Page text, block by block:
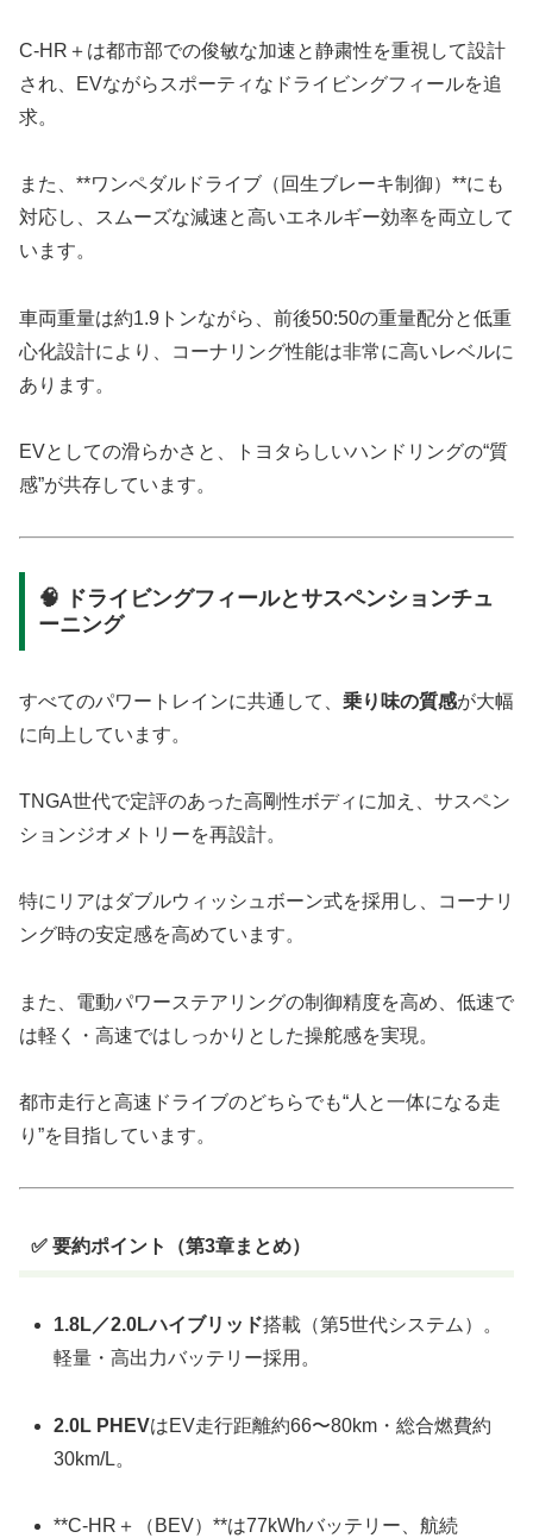
C-HR＋は都市部での俊敏な加速と静粛性を重視して設計
され、EVながらスポーティなドライビングフィールを追
求。
また、**ワンペダルドライブ（回生ブレーキ制御）**にも
対応し、スムーズな減速と高いエネルギー効率を両立して
います。
車両重量は約1.9トンながら、前後50:50の重量配分と低重
心化設計により、コーナリング性能は非常に高いレベルに
あります。
EVとしての滑らかさと、トヨタらしいハンドリングの“質
感”が共存しています。
🧠 ドライビングフィールとサスペンションチュ
ーニング
すべてのパワートレインに共通して、 乗り味の質感が大幅
に向上しています。
TNGA世代で定評のあった高剛性ボディに加え、サスペン
ションジオメトリーを再設計。
特にリアはダブルウィッシュボーン式を採用し、コーナリ
ング時の安定感を高めています。
また、電動パワーステアリングの制御精度を高め、低速で
は軽く・高速ではしっかりとした操舵感を実現。
都市走行と高速ドライブのどちらでも“人と一体になる走
り”を目指しています。
✅ 要約ポイント（第3章まとめ）
1.8L／2.0Lハイブリッド搭載（第5世代システム）。
軽量・高出力バッテリー採用。
2.0L PHEVはEV走行距離約66〜80km・総合燃費約
30km/L。
**C-HR＋（BEV）**は77kWhバッテリー、航続